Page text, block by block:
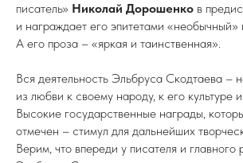
писатель» Николай Дорошенко в
и награждает его эпитетами
А его проза – «яркая и таинственная».
Вся деятельность Эльбруса Скодтаева –
из любви к своему народу, к его культуре
Высокие государственные награды,
отмечен – стимул для дальнейших
Верим, что впереди у писателя и главного